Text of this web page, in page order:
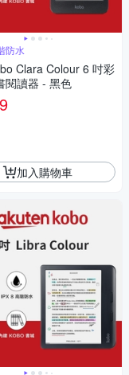
防水
Clara Colour 6 吋彩
閱讀器 - 黑色
加入購物車